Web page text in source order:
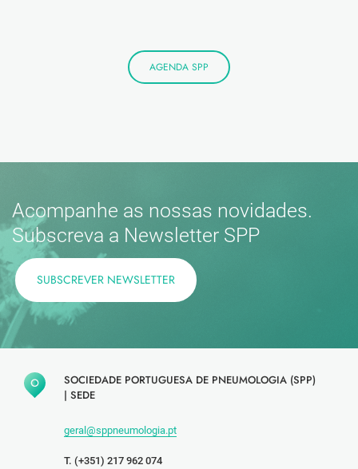
AGENDA SPP
Acompanhe as nossas novidades.
Subscreva a Newsletter SPP
SUBSCREVER NEWSLETTER
SOCIEDADE PORTUGUESA DE PNEUMOLOGIA (SPP)
| SEDE
geral@sppneumologia.pt
T. (+351) 217 962 074